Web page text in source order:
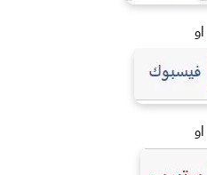
او
او